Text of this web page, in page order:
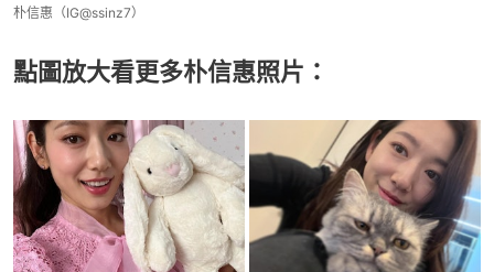
朴信惠（IG@ssinz7）
點圖放大看更多朴信惠照片：